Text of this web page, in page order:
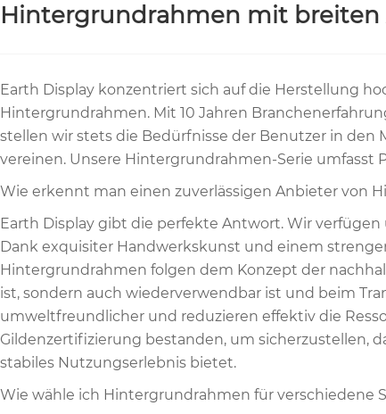
Hintergrundrahmen mit breiten
Earth Display konzentriert sich auf die Herstellung
Hintergrundrahmen. Mit 10 Jahren
stellen wir stets die Bedürfnisse der Benutzer in
vereinen. Unsere Hintergrundrahmen-Serie umfasst
Wie erkennt man einen zuverlässigen Anbieter von
Earth Display gibt die perfekte Antwort. Wir
Dank exquisiter Handwerkskunst und einem
Hintergrundrahmen folgen dem Konzept der
ist, sondern auch wiederverwendbar ist und beim
umweltfreundlicher und reduzieren effektiv die
Gildenzertifizierung bestanden, um sicherzustellen,
stabiles Nutzungserlebnis bietet.
Wie wähle ich Hintergrundrahmen für verschiedene